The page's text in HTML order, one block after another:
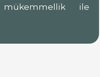
mükemmellik ile